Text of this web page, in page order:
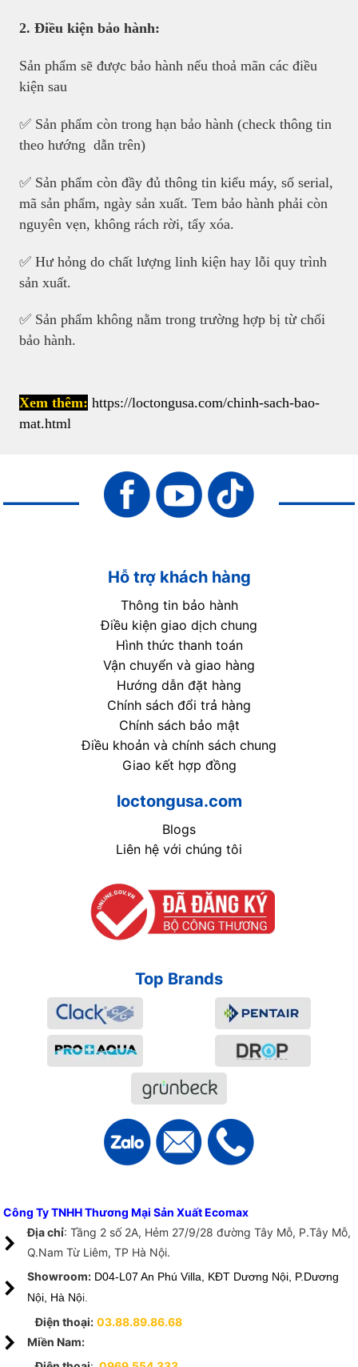
2. Điều kiện bảo hành:
Sản phẩm sẽ được bảo hành nếu thoả mãn các điều
kiện sau
✅ Sản phẩm còn trong hạn bảo hành (check thông tin
theo hướng dẫn trên)
✅ Sản phẩm còn đầy đủ thông tin kiểu máy, số serial,
mã sản phẩm, ngày sản xuất. Tem bảo hành phải còn
nguyên vẹn, không rách rời, tẩy xóa.
✅ Hư hỏng do chất lượng linh kiện hay lỗi quy trình
sản xuất.
✅ Sản phẩm không nằm trong trường hợp bị từ chối
bảo hành.
Xem thêm: https://loctongusa.com/chinh-sach-bao-
mat.html
Hỗ trợ khách hàng
Thông tin bảo hành
Điều kiện giao dịch chung
Hình thức thanh toán
Vận chuyển và giao hàng
Hướng dẫn đặt hàng
Chính sách đổi trả hàng
Chính sách bảo mật
Điều khoản và chính sách chung
Giao kết hợp đồng
loctongusa.com
Blogs
Liên hệ với chúng tôi
Top Brands
Công Ty TNHH Thương Mại Sản Xuất Ecomax
Địa chỉ: Tầng 2 số 2A, Hẻm 27/9/28 đường Tây Mỗ, P.Tây Mỗ,
Q.Nam Từ Liêm, TP Hà Nội.
Showroom: D04-L07 An Phú Villa, KĐT Dương Nội, P.Dương
Nội, Hà Nội.
Điện thoại: 03.88.89.86.68
Miền Nam: